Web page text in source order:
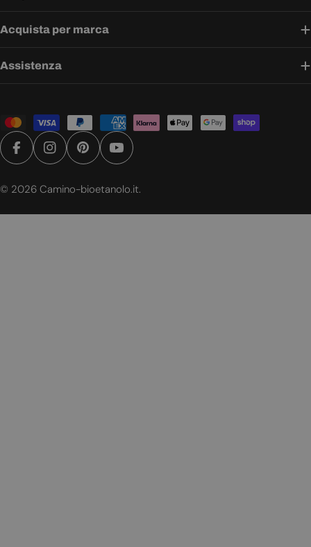
Acquista per marca
Assistenza
Metodi
di
pagamento
FacebookInstagramPinterestYouTube
© 2026 Camino-bioetanolo.it.